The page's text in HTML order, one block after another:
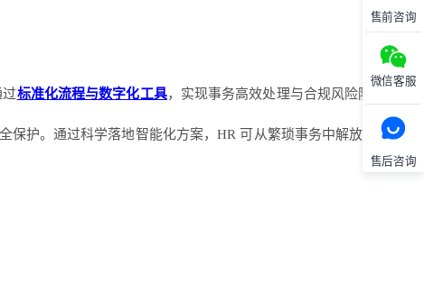
售前咨询
微信客服
售后咨询
标准化流程与数字化工具，实现事务高效处理与合规风险防控。
保护。通过科学落地智能化方案，HR 可从繁琐事务中解放，将更